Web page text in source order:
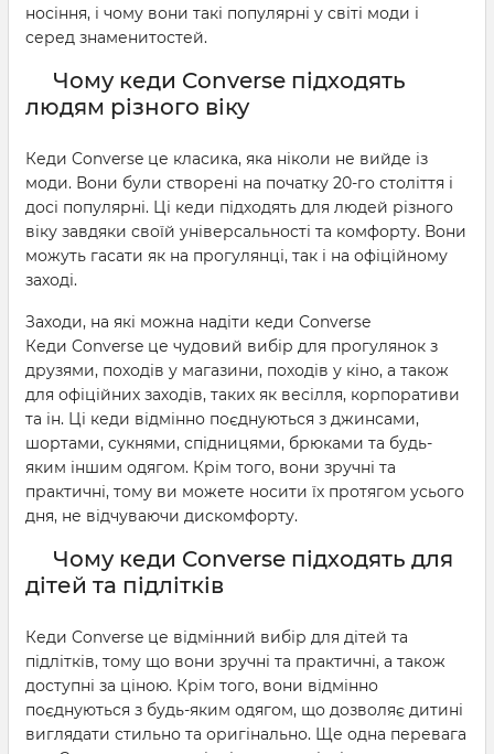
носіння, і чому вони такі популярні у світі моди і
серед знаменитостей.
Чому кеди Converse підходять
людям різного віку
Кеди Converse це класика, яка ніколи не вийде із
моди. Вони були створені на початку 20-го століття і
досі популярні. Ці кеди підходять для людей різного
віку завдяки своїй універсальності та комфорту. Вони
можуть гасати як на прогулянці, так і на офіційному
заході.
Заходи, на які можна надіти кеди Converse
Кеди Converse це чудовий вибір для прогулянок з
друзями, походів у магазини, походів у кіно, а також
для офіційних заходів, таких як весілля, корпоративи
та ін. Ці кеди відмінно поєднуються з джинсами,
шортами, сукнями, спідницями, брюками та будь-
яким іншим одягом. Крім того, вони зручні та
практичні, тому ви можете носити їх протягом усього
дня, не відчуваючи дискомфорту.
Чому кеди Converse підходять для
дітей та підлітків
Кеди Converse це відмінний вибір для дітей та
підлітків, тому що вони зручні та практичні, а також
доступні за ціною. Крім того, вони відмінно
поєднуються з будь-яким одягом, що дозволяє дитині
виглядати стильно та оригінально. Ще одна перевага